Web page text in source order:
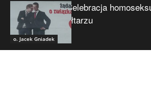
o. Jacek Gniadek
Celebracja
ołtarzu